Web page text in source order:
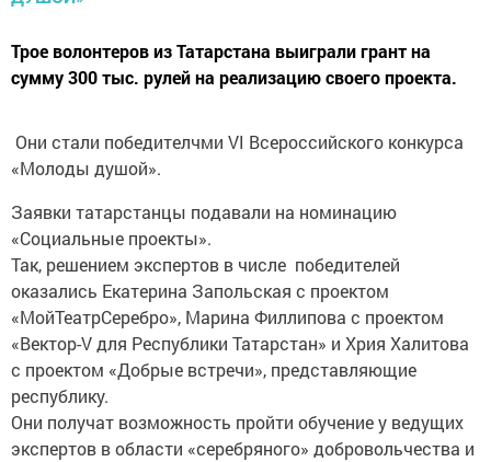
Трое волонтеров из Татарстана выиграли грант на
сумму 300 тыс. рулей на реализацию своего проекта.
Они стали победителчми VI Всероссийского конкурса
«Молоды душой».
Заявки татарстанцы подавали на номинацию
«Социальные проекты».
Так, решением экспертов в числе победителей
оказались Екатерина Запольская с проектом
«МойТеатрСеребро», Марина Филлипова с проектом
«Вектор-V для Республики Татарстан» и Хрия Халитова
с проектом «Добрые встречи», представляющие
республику.
Они получат возможность пройти обучение у ведущих
экспертов в области «серебряного» добровольчества и